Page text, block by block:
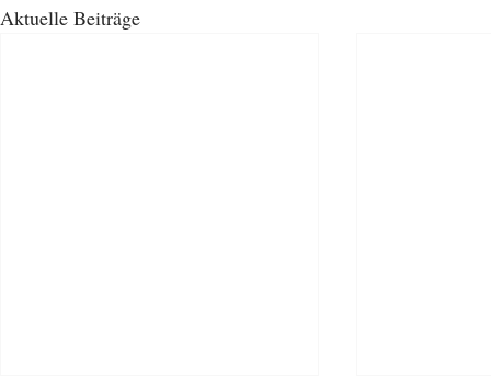
Aktuelle Beiträge